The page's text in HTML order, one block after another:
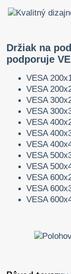
Držiak na
podporuje
VESA
VESA
VESA
VESA
VESA
VESA
VESA
VESA
VESA
VESA
VESA
VESA